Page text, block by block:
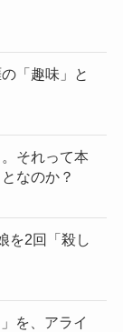
「趣味」と
それって本
なのか？
を2回「殺し
を、アライ